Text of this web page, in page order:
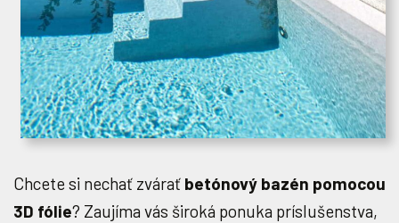
Chcete si nechať zvárať betónový bazén pomocou
3D fólie? Zaujíma vás široká ponuka príslušenstva,